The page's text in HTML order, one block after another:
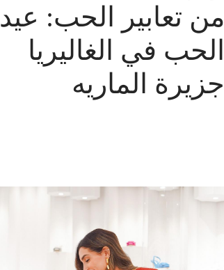
من تعابير الحب: عيد
الحب في الغاليريا
جزيرة الماريه